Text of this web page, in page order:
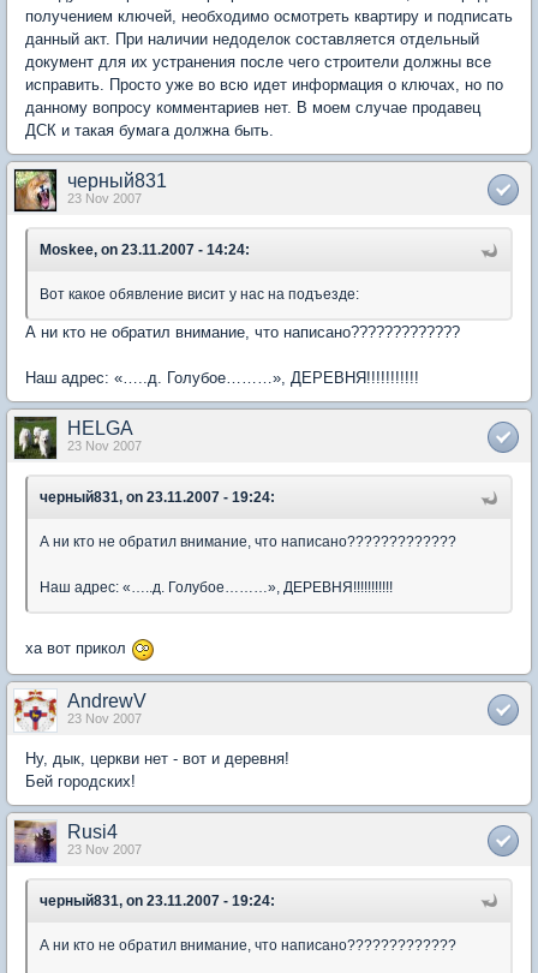
получением ключей, необходимо осмотреть квартиру и подписать
данный акт. При наличии недоделок составляется отдельный
документ для их устранения после чего строители должны все
исправить. Просто уже во всю идет информация о ключах, но по
данному вопросу комментариев нет. В моем случае продавец
ДСК и такая бумага должна быть.
черный831
23 Nov 2007
Moskee, on 23.11.2007 - 14:24:
Вот какое обявление висит у нас на подъезде:
А ни кто не обратил внимание, что написано?????????????
Наш адрес: «…..д. Голубое………», ДЕРЕВНЯ!!!!!!!!!!!
HELGA
23 Nov 2007
черный831, on 23.11.2007 - 19:24:
А ни кто не обратил внимание, что написано?????????????
Наш адрес: «…..д. Голубое………», ДЕРЕВНЯ!!!!!!!!!!!
ха вот прикол
AndrewV
23 Nov 2007
Ну, дык, церкви нет - вот и деревня!
Бей городских!
Rusi4
23 Nov 2007
черный831, on 23.11.2007 - 19:24:
А ни кто не обратил внимание, что написано?????????????